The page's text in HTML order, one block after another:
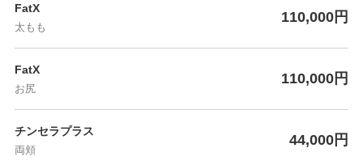
FatX
太もも
110,000円
FatX
お尻
110,000円
チンセラプラス
両頬
44,000円